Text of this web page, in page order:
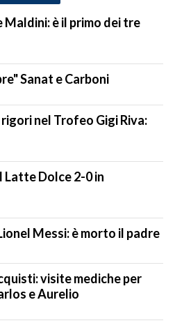
è il primo dei tre
Sanat e Carboni
nel Trofeo Gigi Riva:
Latte Dolce 2-0 in
Messi: è morto il padre
visite mediche per
e Aurelio